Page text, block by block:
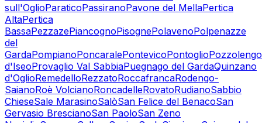
sull'OglioParaticoPassiranoPavone del MellaPertica
AltaPertica
BassaPezzazePiancognoPisognePolavenoPolpenazze
del
GardaPompianoPoncaralePontevicoPontoglioPozzolengo
d'IseoProvaglio Val SabbiaPuegnago del GardaQuinzano
d'OglioRemedelloRezzatoRoccafrancaRodengo-
SaianoRoè VolcianoRoncadelleRovatoRudianoSabbio
ChieseSale MarasinoSalòSan Felice del BenacoSan
Gervasio BrescianoSan PaoloSan Zeno